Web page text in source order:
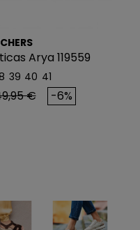
Arya 119559
39 40 41
base
€ -6%